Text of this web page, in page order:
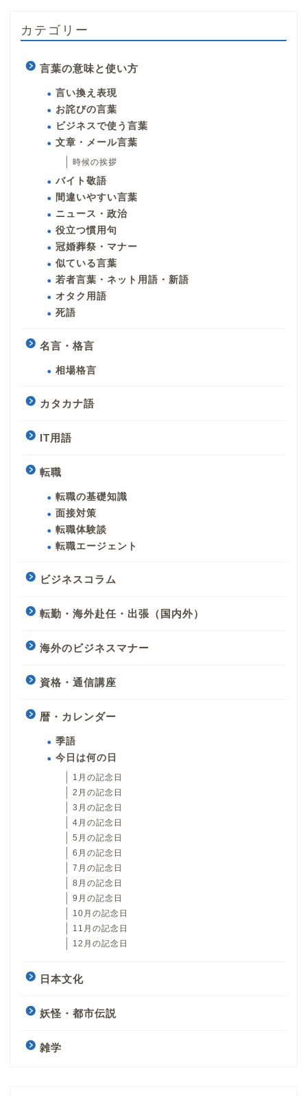
カテゴリー
言葉の意味と使い方
言い換え表現
お詫びの言葉
ビジネスで使う言葉
文章・メール言葉
時候の挨拶
バイト敬語
間違いやすい言葉
ニュース・政治
役立つ慣用句
冠婚葬祭・マナー
似ている言葉
若者言葉・ネット用語・新語
オタク用語
死語
名言・格言
相場格言
カタカナ語
IT用語
転職
転職の基礎知識
面接対策
転職体験談
転職エージェント
ビジネスコラム
転勤・海外赴任・出張（国内外）
海外のビジネスマナー
資格・通信講座
暦・カレンダー
季語
今日は何の日
1月の記念日
2月の記念日
3月の記念日
4月の記念日
5月の記念日
6月の記念日
7月の記念日
8月の記念日
9月の記念日
10月の記念日
11月の記念日
12月の記念日
日本文化
妖怪・都市伝説
雑学